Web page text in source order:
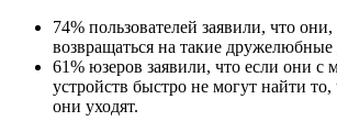
74% пользователей заявили, что они,
возвращаться на такие
61% юзеров заявили, что если они с
устройств быстро не могут найти
они уходят.